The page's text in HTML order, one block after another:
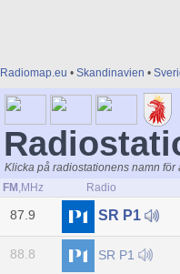
Radiomap.eu • Skandinavien •
Klicka på radiostationens namn för
FM ,MHz Radio
87.9 SR P1
88.8 SR P1